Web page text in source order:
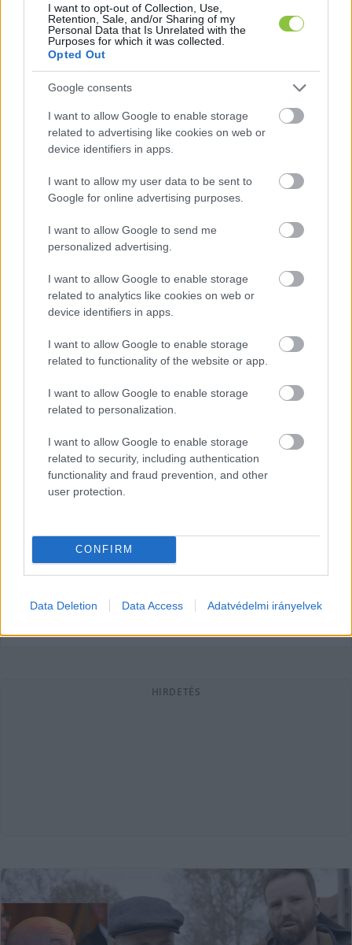
I want to opt-out of Collection, Use,
Retention, Sale, and/or Sharing of my
Personal Data that Is Unrelated with the
Purposes for which it was collected.
Opted Out
Google consents
I want to allow Google to enable storage
related to advertising like cookies on web or
device identifiers in apps.
I want to allow my user data to be sent to
Google for online advertising purposes.
I want to allow Google to send me
personalized advertising.
I want to allow Google to enable storage
related to analytics like cookies on web or
device identifiers in apps.
I want to allow Google to enable storage
related to functionality of the website or app.
I want to allow Google to enable storage
related to personalization.
I want to allow Google to enable storage
related to security, including authentication
functionality and fraud prevention, and other
user protection.
CONFIRM
Data Deletion Data Access Adatvédelmi irányelvek
Induljanak-e a kutyák a
választáson?
érv: a magyar választási rendszer szabályait ismerve – és
tudomásul véve – az egyéni körzetekben
Parkoló helyett bringatámaszok:
biztonságosabbá válhat a zebrán
Két parkoló helyére is kerékpártámaszok kerülhetnek a
Kada Elek Technikumnak (jelenleg még) otthont adó épület
mellett, ezzel pedig a kerékpáros
HIRDETÉS